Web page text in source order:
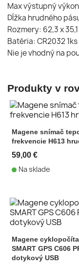
Max výstupný
Dĺžka hrudného
Rozmery: 62,3 x 35,1
Batéria: CR2032 1ks
Nie je vhodný na
Produkty v
Magene snímač
frekvencie H613
59,00 €
Na sklade
Magene
SMART GPS C606
dotykový USB